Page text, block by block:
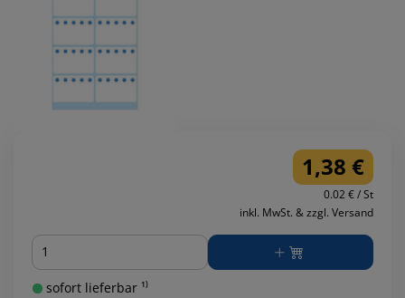
1,38 €
0.02 € / St
inkl. MwSt. & zzgl. Versand
Menge
sofort lieferbar ¹⁾